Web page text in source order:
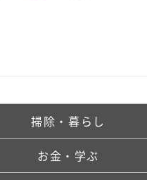
掃除・暮らし
お金・学ぶ